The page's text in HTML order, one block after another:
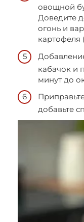
овощной
Доведите
огонь и
картофеля
кабачок и
минут до
добавьте